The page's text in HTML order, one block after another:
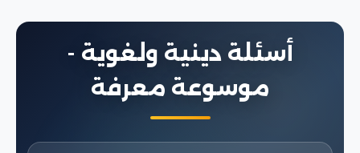
أسئلة دينية ولغوية -
موسوعة معرفة